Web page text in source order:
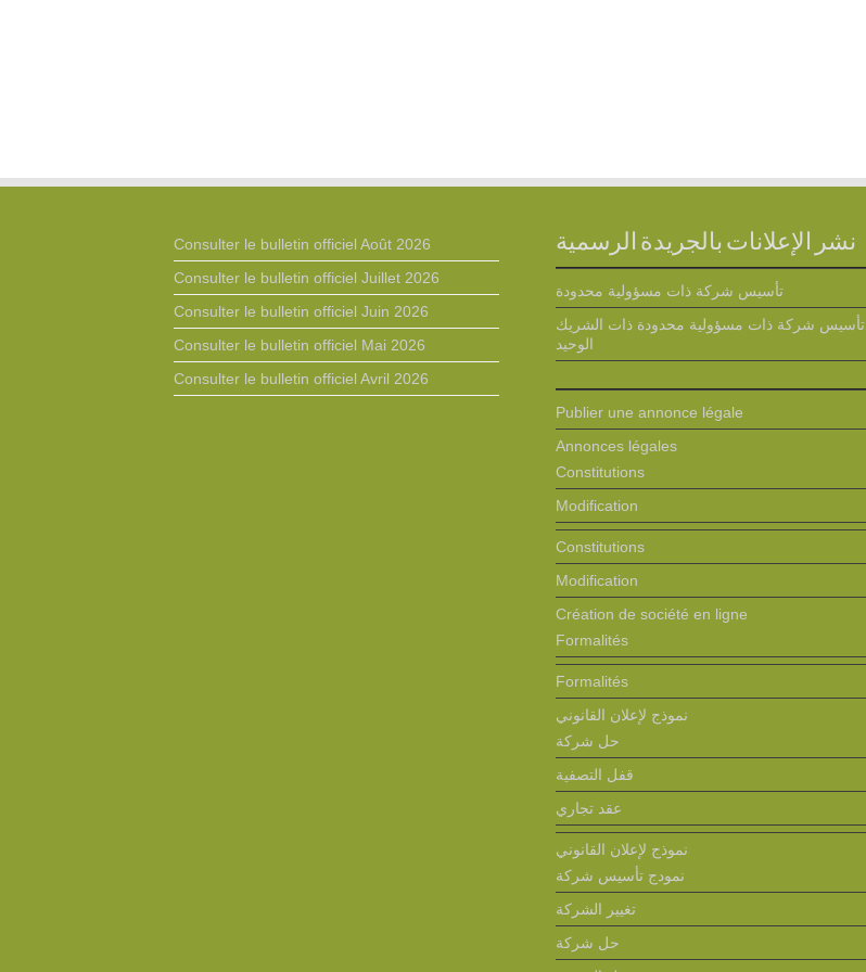
Consulter le bulletin officiel Août 2026
Consulter le bulletin officiel Juillet 2026
Consulter le bulletin officiel Juin 2026
Consulter le bulletin officiel Mai 2026
Consulter le bulletin officiel Avril 2026
نشر الإعلانات بالجريدة الرسمية
تأسيس شركة ذات مسؤولية محدودة
تأسيس شركة ذات مسؤولية محدودة ذات الشريك
الوحيد
Publier une annonce légale
Annonces légales
Constitutions
Modification
Constitutions
Modification
Création de société en ligne
Formalités
Formalités
نموذج لإعلان القانوني
حل شركة
قفل التصفية
عقد تجاري
نموذج لإعلان القانوني
نمودج تأسيس شركة
تغيير الشركة
حل شركة